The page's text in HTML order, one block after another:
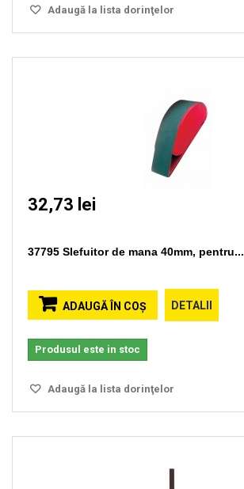
Adaugă la lista dorinţelor
32,73 lei
37795 Slefuitor de mana 40mm, pentru...
ADAUGĂ ÎN COŞ DETALII
Produsul este in stoc
Adaugă la lista dorinţelor